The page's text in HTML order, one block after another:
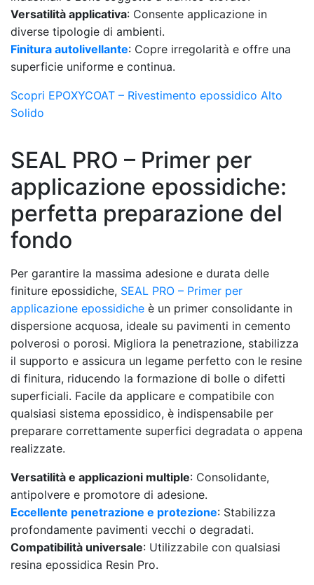
Versatilità applicativa: Consente applicazione in
diverse tipologie di ambienti.
Finitura autolivellante: Copre irregolarità e offre una
superficie uniforme e continua.
Scopri EPOXYCOAT – Rivestimento epossidico Alto
Solido
SEAL PRO – Primer per
applicazione epossidiche:
perfetta preparazione del
fondo
Per garantire la massima adesione e durata delle
finiture epossidiche, SEAL PRO – Primer per
applicazione epossidiche è un primer consolidante in
dispersione acquosa, ideale su pavimenti in cemento
polverosi o porosi. Migliora la penetrazione, stabilizza
il supporto e assicura un legame perfetto con le resine
di finitura, riducendo la formazione di bolle o difetti
superficiali. Facile da applicare e compatibile con
qualsiasi sistema epossidico, è indispensabile per
preparare correttamente superfici degradata o appena
realizzate.
Versatilità e applicazioni multiple: Consolidante,
antipolvere e promotore di adesione.
Eccellente penetrazione e protezione: Stabilizza
profondamente pavimenti vecchi o degradati.
Compatibilità universale: Utilizzabile con qualsiasi
resina epossidica Resin Pro.